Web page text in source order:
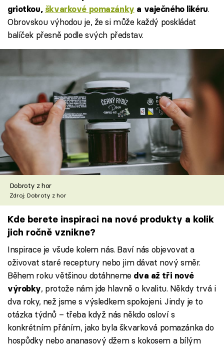
griotkou, škvarkové pomazánky a vaječného likéru.
Obrovskou výhodou je, že si může každý poskládat
balíček přesně podle svých představ.
Dobroty z hor
Zdroj: Dobroty z hor
Kde berete inspiraci na nové produkty a kolik
jich ročně vznikne?
Inspirace je všude kolem nás. Baví nás objevovat a
oživovat staré receptury nebo jim dávat nový směr.
Během roku většinou dotáhneme dva až tři nové
výrobky, protože nám jde hlavně o kvalitu. Někdy trvá i
dva roky, než jsme s výsledkem spokojeni. Jindy je to
otázka týdnů – třeba když nás někdo osloví s
konkrétním přáním, jako byla škvarková pomazánka do
hospůdky nebo ananasový džem s kokosem a bílým